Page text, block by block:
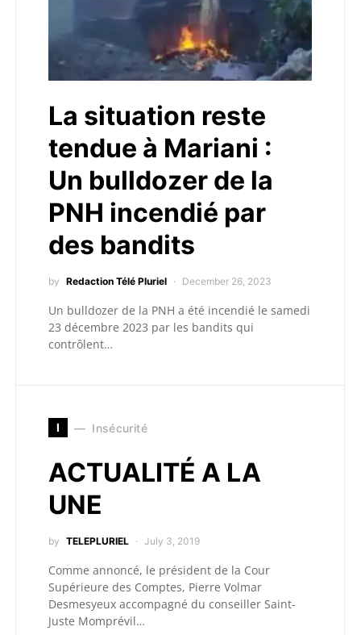
La situation reste
tendue à Mariani :
Un bulldozer de la
PNH incendié par
des bandits
by Redaction Télé Pluriel December 26, 2023
Un bulldozer de la PNH a été incendié le samedi
23 décembre 2023 par les bandits qui
contrôlent…
I Insécurité
ACTUALITÉ A LA
UNE
by TELEPLURIEL July 3, 2019
Comme annoncé, le président de la Cour
Supérieure des Comptes, Pierre Volmar
Desmesyeux accompagné du conseiller Saint-
Juste Momprévil…